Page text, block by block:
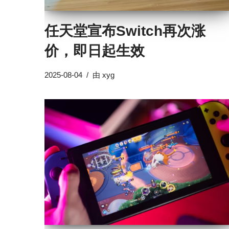
任天堂宣布Switch再次涨
价，即日起生效
2025-08-04 由 xyg